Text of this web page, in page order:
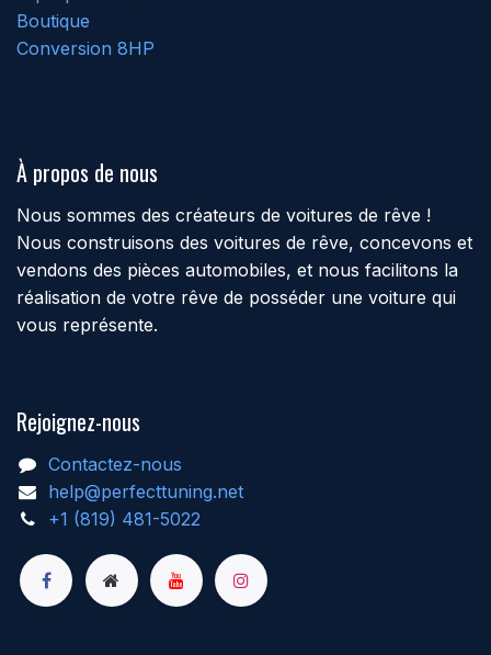
Boutique
Conversion 8HP
À propos de nous
Nous sommes des créateurs de voitures de rêve !
Nous construisons des voitures de rêve, concevons et
vendons des pièces automobiles, et nous facilitons la
réalisation de votre rêve de posséder une voiture qui
vous représente.
Rejoignez-nous
Contactez-nous
help@perfecttuning.net
+1 (819) 481-5022